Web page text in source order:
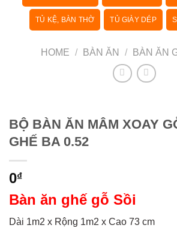
TỦ KỆ, BÀN THỜ TỦ GIÀY DÉP
HOME / BÀN ĂN / BÀN ĂN
BỘ BÀN ĂN MÂM XOAY
GHẾ BA 0.52
0₫
Bàn ăn ghế gỗ Sồi
Dài 1m2 x Rộng 1m2 x Cao 73 cm